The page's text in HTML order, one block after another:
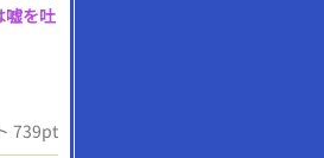
嘘を吐
739pt